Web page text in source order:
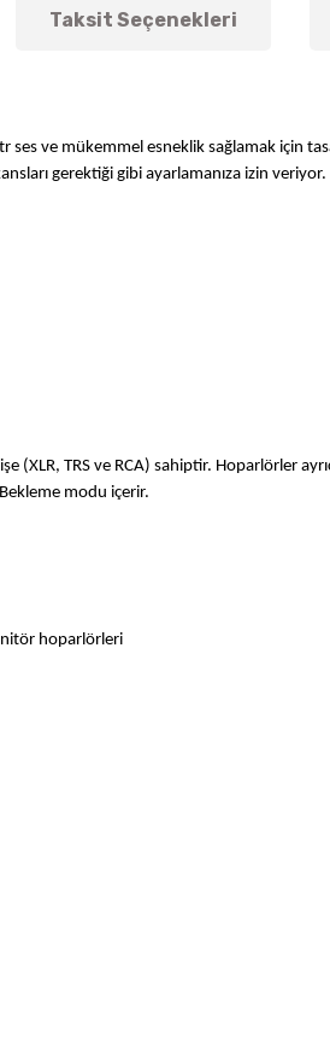
Taksit Seçenekleri
ve mükemmel esneklik sağlamak için
gerektiği gibi ayarlamanıza izin veriyor.
(XLR, TRS ve RCA) sahiptir. Hoparlörler
modu içerir.
hoparlörleri